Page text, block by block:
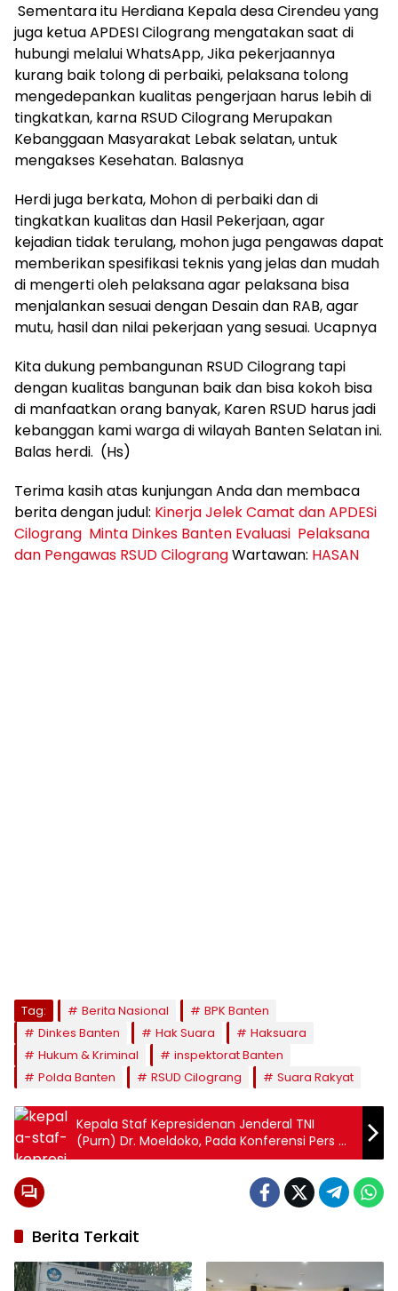
Sementara itu Herdiana Kepala desa Cirendeu yang
juga ketua APDESI Cilograng mengatakan saat di
hubungi melalui WhatsApp, Jika pekerjaannya
kurang baik tolong di perbaiki, pelaksana tolong
mengedepankan kualitas pengerjaan harus lebih di
tingkatkan, karna RSUD Cilograng Merupakan
Kebanggaan Masyarakat Lebak selatan, untuk
mengakses Kesehatan. Balasnya
Herdi juga berkata, Mohon di perbaiki dan di
tingkatkan kualitas dan Hasil Pekerjaan, agar
kejadian tidak terulang, mohon juga pengawas dapat
memberikan spesifikasi teknis yang jelas dan mudah
di mengerti oleh pelaksana agar pelaksana bisa
menjalankan sesuai dengan Desain dan RAB, agar
mutu, hasil dan nilai pekerjaan yang sesuai. Ucapnya
Kita dukung pembangunan RSUD Cilograng tapi
dengan kualitas bangunan baik dan bisa kokoh bisa
di manfaatkan orang banyak, Karen RSUD harus jadi
kebanggan kami warga di wilayah Banten Selatan ini.
Balas herdi. (Hs)
Terima kasih atas kunjungan Anda dan membaca
berita dengan judul: Kinerja Jelek Camat dan APDESi
Cilograng Minta Dinkes Banten Evaluasi Pelaksana
dan Pengawas RSUD CilograngWartawan: HASAN
Tag: Berita Nasional
BPK Banten
Dinkes Banten
Hak Suara
Haksuara
Hukum & Kriminal
inspektorat Banten
Polda Banten
RSUD Cilograng Suara Rakyat
Kepala Staf Kepresidenan Jenderal TNI
(Purn) Dr. Moeldoko, Pada Konferensi Pers Di
Hotel Pullman Jakarta
Berita Terkait